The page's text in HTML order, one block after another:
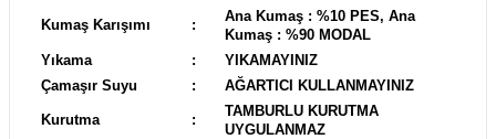
Kumaş Karışımı :
Ana Kumaş : %10 PES, Ana
Kumaş : %90 MODAL
Yıkama
:
YIKAMAYINIZ
Çamaşır Suyu
: AĞARTICI KULLANMAYINIZ
Kurutma :
TAMBURLU KURUTMA
UYGULANMAZ